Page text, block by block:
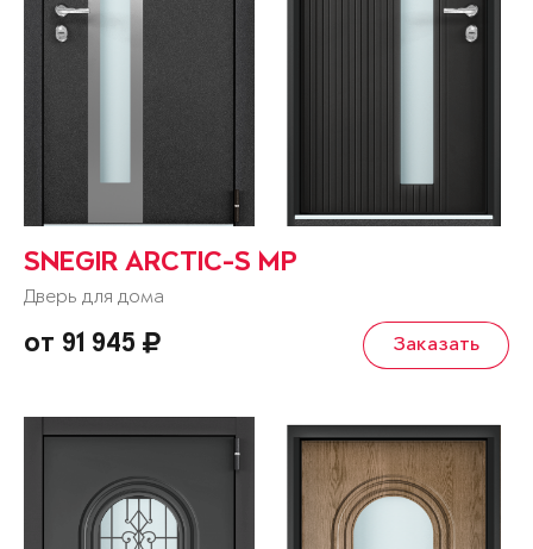
SNEGIR ARCTIC-S MP
Дверь для дома
от 91 945 Заказать